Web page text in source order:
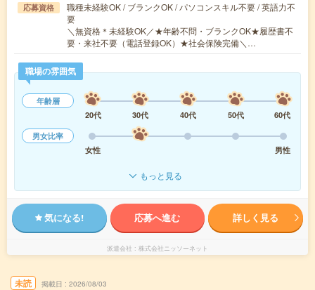
応募資格
職種未経験OK / ブランクOK / パソコンスキル不要 / 英語力不
要
＼無資格＊未経験OK／★年齢不問・ブランクOK★履歴書不
要・来社不要（電話登録OK）★社会保険完備＼…
職場の雰囲気
年齢層
20代
30代 40代 50代
60代
男女比率
女性
男性
もっと見る
気になる! 応募へ進む 詳しく見る
派遣会社 株式会社ニッソーネット
未読 掲載日 2026/08/03